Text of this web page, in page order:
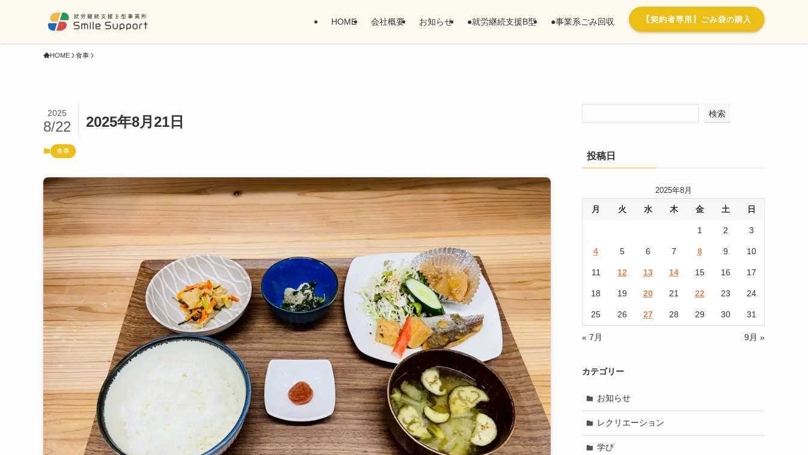
HOME 会社概要 お知らせ ●就労継続支援B型 ●事業系ごみ回収 【契約者専用】ごみ袋の購入
HOME 食事
2025年8月21日
2025
8/22
食事
検索
投稿日
2025年8月
月 火 水 木 金 土 日
1 2 3
4 5 6 7 8 9 10
11 12 13 14 15 16 17
18 19 20 21 22 23 24
25 26 27 28 29 30 31
« 7月 9月 »
カテゴリー
お知らせ
レクリエーション
学び